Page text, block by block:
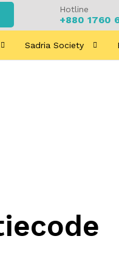
Hotline
+880 1760
Sadria Society